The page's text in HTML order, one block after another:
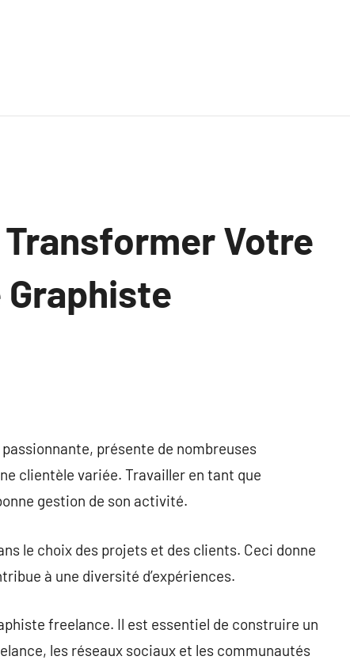
Transformer Votre
Graphiste
présente de nombreuses
clientèle variée. Travailler en tant que
gestion de son activité.
le choix des projets et des clients. Ceci donne
à une diversité d’expériences.
freelance. Il est essentiel de construire un
les réseaux sociaux et les communautés